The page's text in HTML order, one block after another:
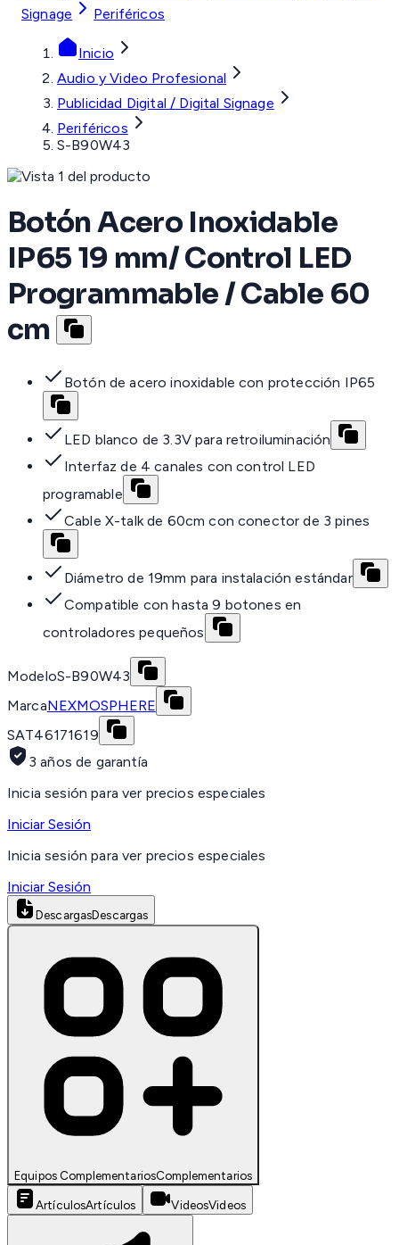
Signage
Periféricos
Inicio
Audio y Video Profesional
Publicidad Digital / Digital Signage
Periféricos
S-B90W43
Botón Acero Inoxidable
IP65 19 mm/ Control LED
Programmable / Cable 60
cm
Botón de acero inoxidable con protección IP65
LED blanco de 3.3V para retroiluminación
Interfaz de 4 canales con control LED
programable
Cable X-talk de 60cm con conector de 3 pines
Diámetro de 19mm para instalación estándar
Compatible con hasta 9 botones en
controladores pequeños
ModeloS-B90W43
MarcaNEXMOSPHERE
SAT46171619
3 años de garantía
Inicia sesión para ver precios especiales
Iniciar Sesión
Inicia sesión para ver precios especiales
Iniciar Sesión
DescargasDescargas
Equipos ComplementariosComplementarios
ArtículosArtículos VideosVideos